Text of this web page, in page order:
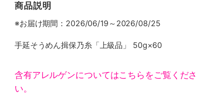
商品説明
※お届け期間：2026/06/19～2026/08/25
手延そうめん揖保乃糸「上級品」 50g×60
含有アレルゲンについてはこちらをご覧くださ
い。